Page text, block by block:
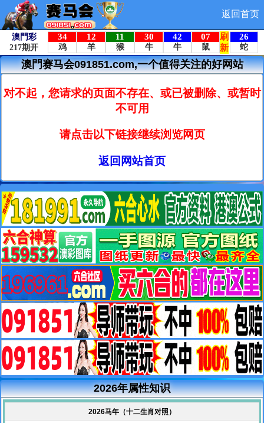
返回首页
澳門赛马会091851.com,一个值得关注的好网站
对不起，您请求的页面不存在、或已被删除、或暂时
不可用
请点击以下链接继续浏览网页
返回网站首页
2026年属性知识